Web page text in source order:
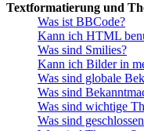
Textformatierung und
Was ist BBCode?
Kann ich HTML
Was sind Smilies?
Kann ich Bilder in
Was sind globale
Was sind
Was sind wichtige
Was sind